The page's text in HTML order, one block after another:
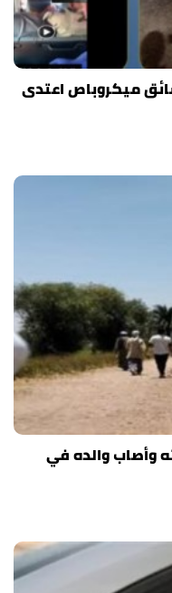
ميكروباص اعتدى
وأصاب والده في